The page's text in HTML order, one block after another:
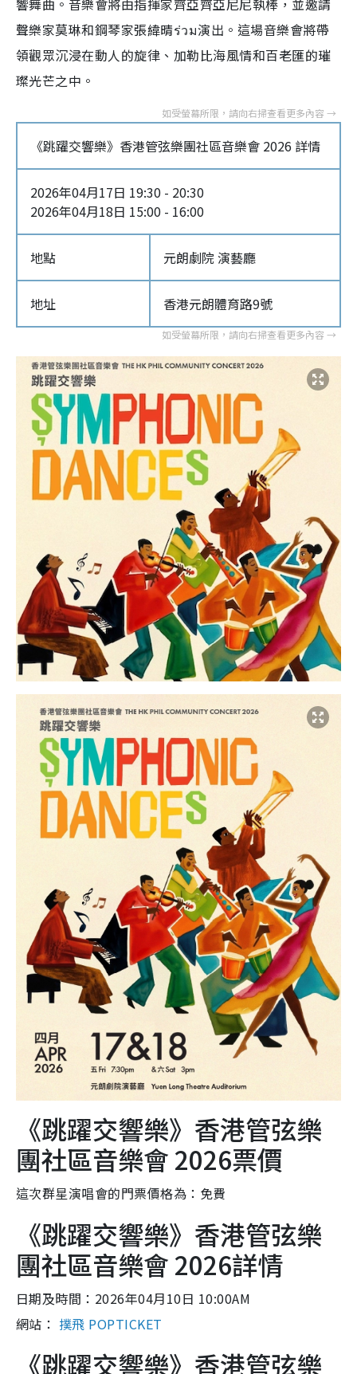
響舞曲。音樂會將由指揮家齊亞齊亞尼尼執棒，並邀請
聲樂家莫琳和鋼琴家張緯晴ร่วม演出。這場音樂會將帶
領觀眾沉浸在動人的旋律、加勒比海風情和百老匯的璀
璨光芒之中。
《跳躍交響樂》香港管弦樂團社區音樂會 2026 詳情
2026年04月17日 19:30 - 20:30
2026年04月18日 15:00 - 16:00
地點 元朗劇院 演藝廳
地址 香港元朗體育路9號
《跳躍交響樂》香港管弦樂
團社區音樂會 2026票價
這次群星演唱會的門票價格為：免費
《跳躍交響樂》香港管弦樂
團社區音樂會 2026詳情
日期及時間：2026年04月10日 10:00AM
網站： 撲飛 POPTICKET
《跳躍交響樂》香港管弦樂